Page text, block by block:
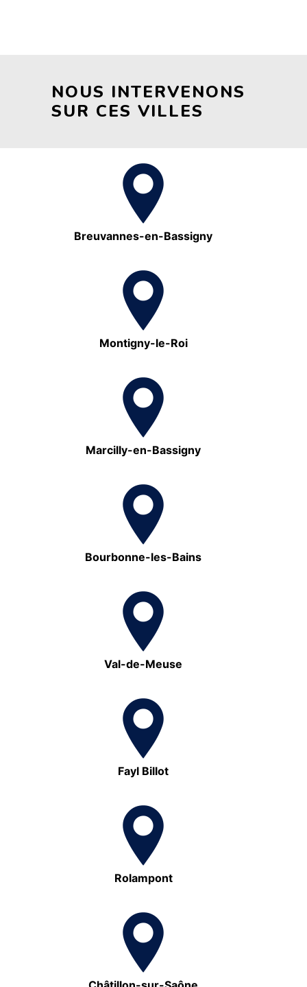
NOUS INTERVENONS
SUR CES VILLES
Breuvannes-en-Bassigny
Montigny-le-Roi
Marcilly-en-Bassigny
Bourbonne-les-Bains
Val-de-Meuse
Fayl Billot
Rolampont